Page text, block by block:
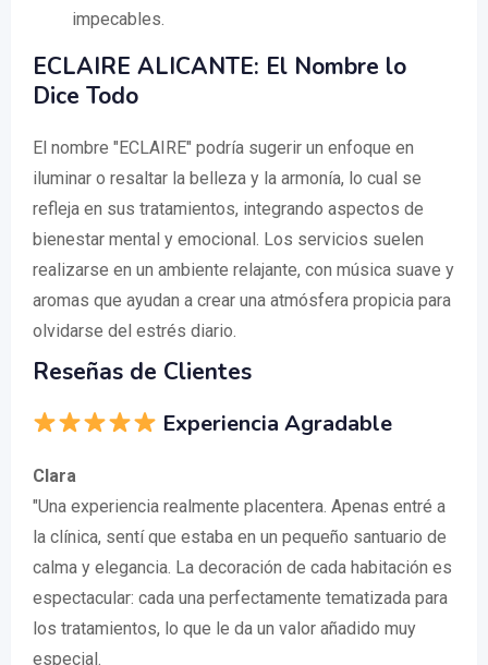
impecables.
ECLAIRE ALICANTE: El Nombre lo
Dice Todo
El nombre "ECLAIRE" podría sugerir un enfoque en
iluminar o resaltar la belleza y la armonía, lo cual se
refleja en sus tratamientos, integrando aspectos de
bienestar mental y emocional. Los servicios suelen
realizarse en un ambiente relajante, con música suave y
aromas que ayudan a crear una atmósfera propicia para
olvidarse del estrés diario.
Reseñas de Clientes
Experiencia Agradable
Clara
"Una experiencia realmente placentera. Apenas entré a
la clínica, sentí que estaba en un pequeño santuario de
calma y elegancia. La decoración de cada habitación es
espectacular: cada una perfectamente tematizada para
los tratamientos, lo que le da un valor añadido muy
especial.